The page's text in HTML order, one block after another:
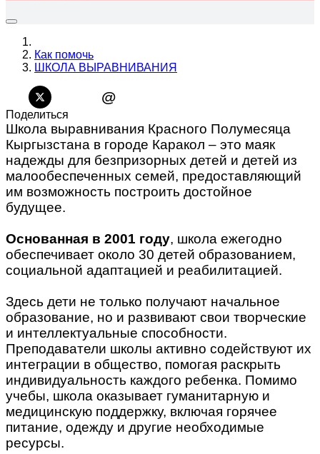
Как помочь
ШКОЛА ВЫРАВНИВАНИЯ
@
Поделиться
Школа выравнивания Красного Полумесяца
Кыргызстана в городе Каракол – это маяк
надежды для безпризорных детей и детей из
малообеспеченных семей, предоставляющий
им возможность построить достойное
будущее.
Основанная в 2001 году, школа ежегодно
обеспечивает около 30 детей образованием,
социальной адаптацией и реабилитацией.
Здесь дети не только получают начальное
образование, но и развивают свои творческие
и интеллектуальные способности.
Преподаватели школы активно содействуют их
интеграции в общество, помогая раскрыть
индивидуальность каждого ребенка. Помимо
учебы, школа оказывает гуманитарную и
медицинскую поддержку, включая горячее
питание, одежду и другие необходимые
ресурсы.